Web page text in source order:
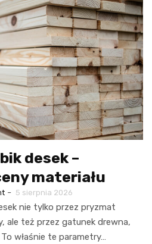
desek –
materiału
- 5 sierpnia 2026
nie tylko przez pryzmat
ale też przez gatunek drewna,
właśnie te parametry…